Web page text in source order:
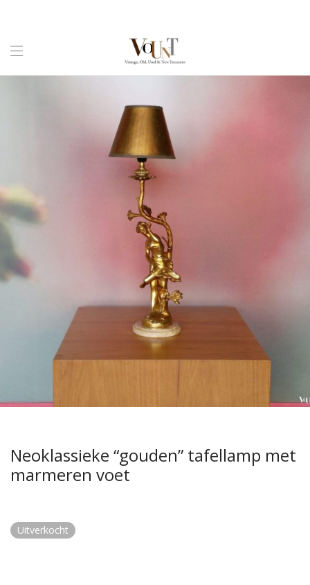
Neoklassieke “gouden” tafellamp met
marmeren voet
Uitverkocht